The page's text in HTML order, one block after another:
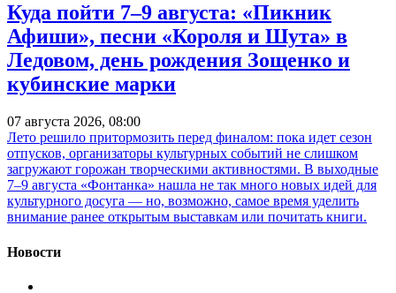
Куда пойти 7–9 августа: «Пикник
Афиши», песни «Короля и Шута» в
Ледовом, день рождения Зощенко и
кубинские марки
07 августа 2026, 08:00
Лето решило притормозить перед финалом: пока идет сезон
отпусков, организаторы культурных событий не слишком
загружают горожан творческими активностями. В выходные
7–9 августа «Фонтанка» нашла не так много новых идей для
культурного досуга — но, возможно, самое время уделить
внимание ранее открытым выставкам или почитать книги.
Новости